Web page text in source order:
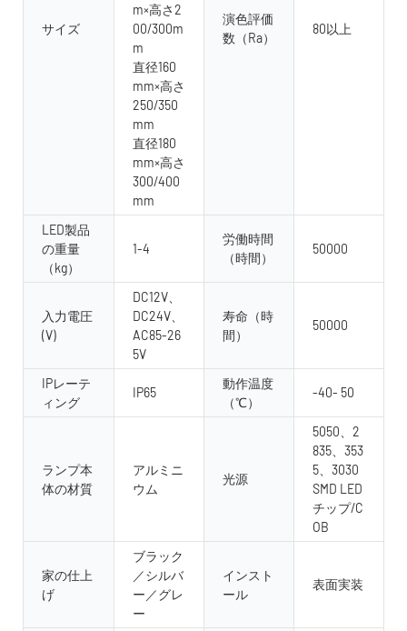
サイズ
m×高さ2
00/300m
m
直径160
mm×高さ
250/350
mm
直径180
mm×高さ
300/400
mm
演色評価
数（Ra）
80以上
LED製品
の重量
（kg）
1-4
労働時間
（時間）
50000
入力電圧
(V)
DC12V、
DC24V、
AC85-26
5V
寿命（時
間）
50000
IPレーテ
ィング
IP65
動作温度
（℃）
-40- 50
ランプ本
体の材質
アルミニ
ウム
光源
5050、2
835、353
5、3030
SMD LED
チップ/C
OB
家の仕上
げ
ブラック
／シルバ
ー／グレ
ー
インスト
ール
表面実装